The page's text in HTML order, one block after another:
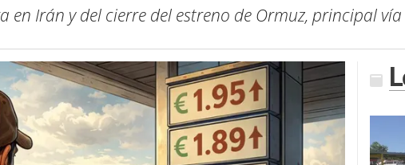
en Irán y del cierre del estreno de Ormuz, principal